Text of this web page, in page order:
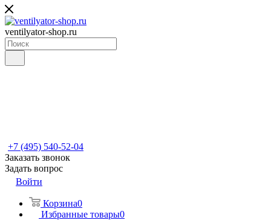
ventilyator-shop.ru
+7 (495) 540-52-04
Заказать звонок
Задать вопрос
Войти
Корзина0
Избранные товары0